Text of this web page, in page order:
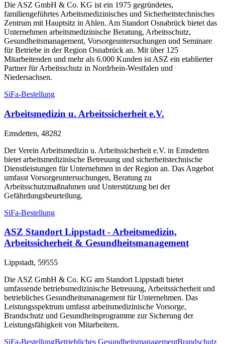
Die ASZ GmbH & Co. KG ist ein 1975 gegründetes,
familiengeführtes Arbeitsmedizinisches und Sicherheitstechnisches
Zentrum mit Hauptsitz in Ahlen. Am Standort Osnabrück bietet das
Unternehmen arbeitsmedizinische Beratung, Arbeitsschutz,
Gesundheitsmanagement, Vorsorgeuntersuchungen und Seminare
für Betriebe in der Region Osnabrück an. Mit über 125
Mitarbeitenden und mehr als 6.000 Kunden ist ASZ ein etablierter
Partner für Arbeitsschutz in Nordrhein-Westfalen und
Niedersachsen.
SiFa-Bestellung
Arbeitsmedizin u. Arbeitssicherheit e.V.
Emsdetten, 48282
Der Verein Arbeitsmedizin u. Arbeitssicherheit e.V. in Emsdetten
bietet arbeitsmedizinische Betreuung und sicherheitstechnische
Dienstleistungen für Unternehmen in der Region an. Das Angebot
umfasst Vorsorgeuntersuchungen, Beratung zu
Arbeitsschutzmaßnahmen und Unterstützung bei der
Gefährdungsbeurteilung.
SiFa-Bestellung
ASZ Standort Lippstadt - Arbeitsmedizin,
Arbeitssicherheit & Gesundheitsmanagement
Lippstadt, 59555
Die ASZ GmbH & Co. KG am Standort Lippstadt bietet
umfassende betriebsmedizinische Betreuung, Arbeitssicherheit und
betriebliches Gesundheitsmanagement für Unternehmen. Das
Leistungsspektrum umfasst arbeitsmedizinische Vorsorge,
Brandschutz und Gesundheitsprogramme zur Sicherung der
Leistungsfähigkeit von Mitarbeitern.
SiFa-BestellungBetriebliches GesundheitsmanagementBrandschutz